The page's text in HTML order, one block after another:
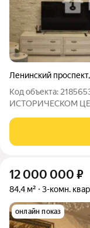
Ленинский проспект,
Код объекта:
ИСТОРИЧЕСКОМ
хотят получать
Продаётся
12 000 000 ₽
84,4 м² 3-комн.
онлайн показ